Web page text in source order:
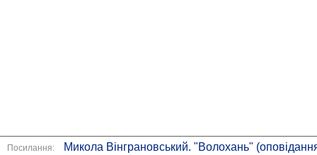
Посилання:
Микола Вінграновський. "Волохань"